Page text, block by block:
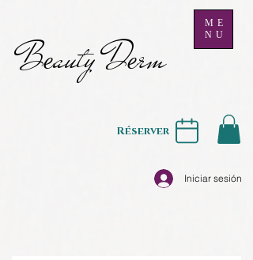
Beauty Derm
ME
NU
Iniciar sesión
Réserver